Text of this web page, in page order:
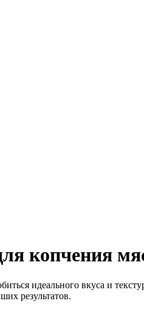
копчения
идеального вкуса и
результатов.